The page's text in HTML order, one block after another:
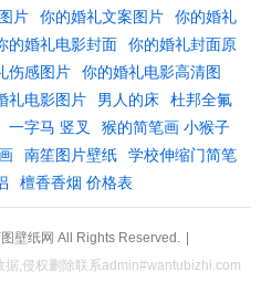
片 你的婚礼文案图片
你的婚礼
的婚礼电影封面
你的婚礼封面原
伤感图片
你的婚礼电影高清图
礼电影图片 男人的床
杜邦全氟
一字马 竖叉
猴的简笔画 小猴子
南笙图片壁纸
学校伸缩门简笔
檀香香烟 价格表
壁纸网 All Rights Reserved.
|
,侵权删除联系admin#wantubizhi.com